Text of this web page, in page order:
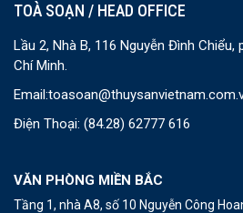
TOÀ SOẠN / HEAD OFFICE
Lầu 2, Nhà B, 116 Nguyễn Đình Chiểu,
Chí Minh.
Email:
Điện Thoại: (84.28) 62777 616
VĂN PHÒNG MIỀN BẮC
Tầng 1, nhà A8, số 10 Nguyễn Công